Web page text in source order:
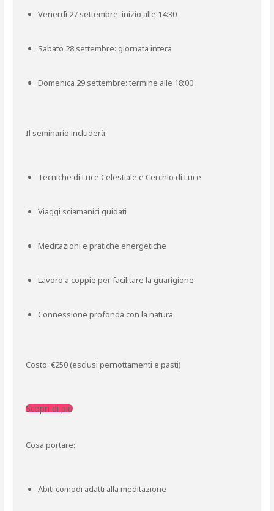
Venerdì 27 settembre: inizio alle 14:30
Sabato 28 settembre: giornata intera
Domenica 29 settembre: termine alle 18:00
Il seminario includerà:
Tecniche di Luce Celestiale e Cerchio di Luce
Viaggi sciamanici guidati
Meditazioni e pratiche energetiche
Lavoro a coppie per facilitare la guarigione
Connessione profonda con la natura
Costo: €250 (esclusi pernottamenti e pasti)
Scopri di più
Cosa portare:
Abiti comodi adatti alla meditazione